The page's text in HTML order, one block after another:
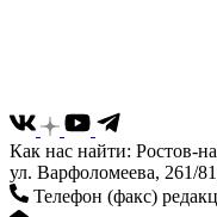
Как нас найти: Ростов-
ул. Варфоломеева, 261/
Телефон (факс)